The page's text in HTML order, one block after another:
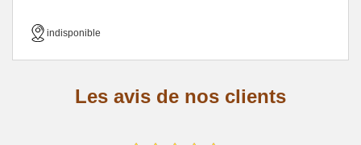
indisponible
Les avis de nos clients